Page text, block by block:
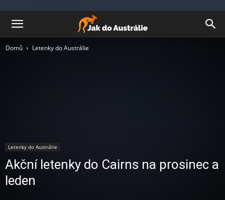
Domů Letenky do Austrálie
Letenky do Austrálie
Akční letenky do Cairns na prosinec a
leden